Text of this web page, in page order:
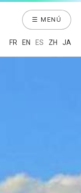
FR EN ES ZH JA
☰ MENÚ